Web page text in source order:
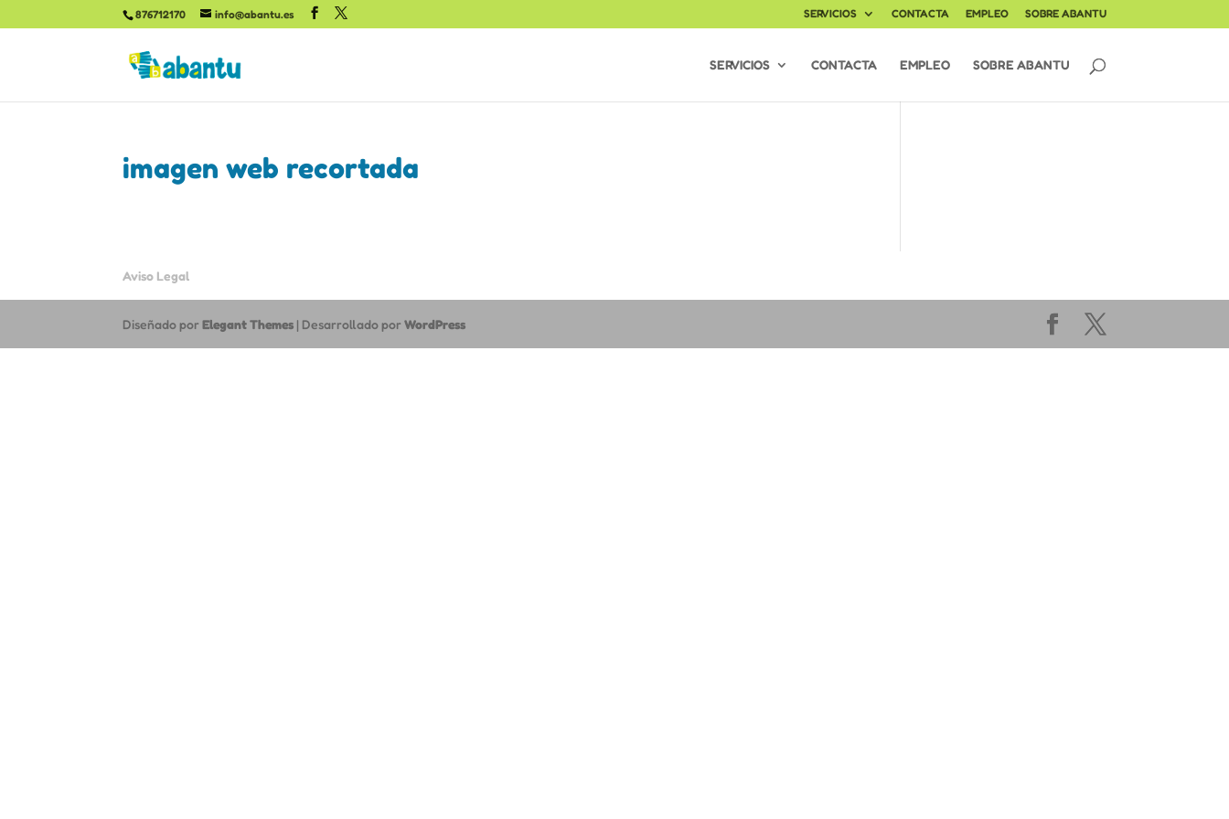
876712170 info@abantu.es SERVICIOS CONTACTA EMPLEO SOBRE ABANTU
SERVICIOS CONTACTA EMPLEO SOBRE ABANTU
imagen web recortada
Aviso Legal
Diseñado porElegant Themes | Desarrollado porWordPress